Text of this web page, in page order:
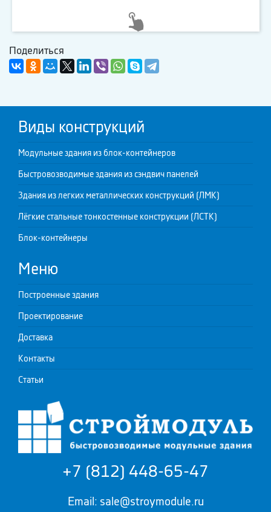
Поделиться
Виды конструкций
Модульные здания из блок-контейнеров
Быстровозводимые здания из сэндвич панелей
Здания из легких металлических конструкций (ЛМК)
Лёгкие стальные тонкостенные конструкции (ЛСТК)
Блок-контейнеры
Меню
Построенные здания
Проектирование
Доставка
Контакты
Статьи
+7 (812) 448-65-47
Email: sale@stroymodule.ru